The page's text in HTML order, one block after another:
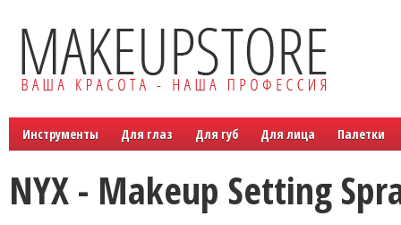
Инструменты Для глаз Для губ Для лица Палетки
NYX - Makeup Setting